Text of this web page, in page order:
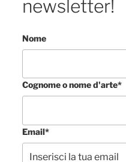
newsletter!
Nome
Cognome o nome d'arte*
Email*